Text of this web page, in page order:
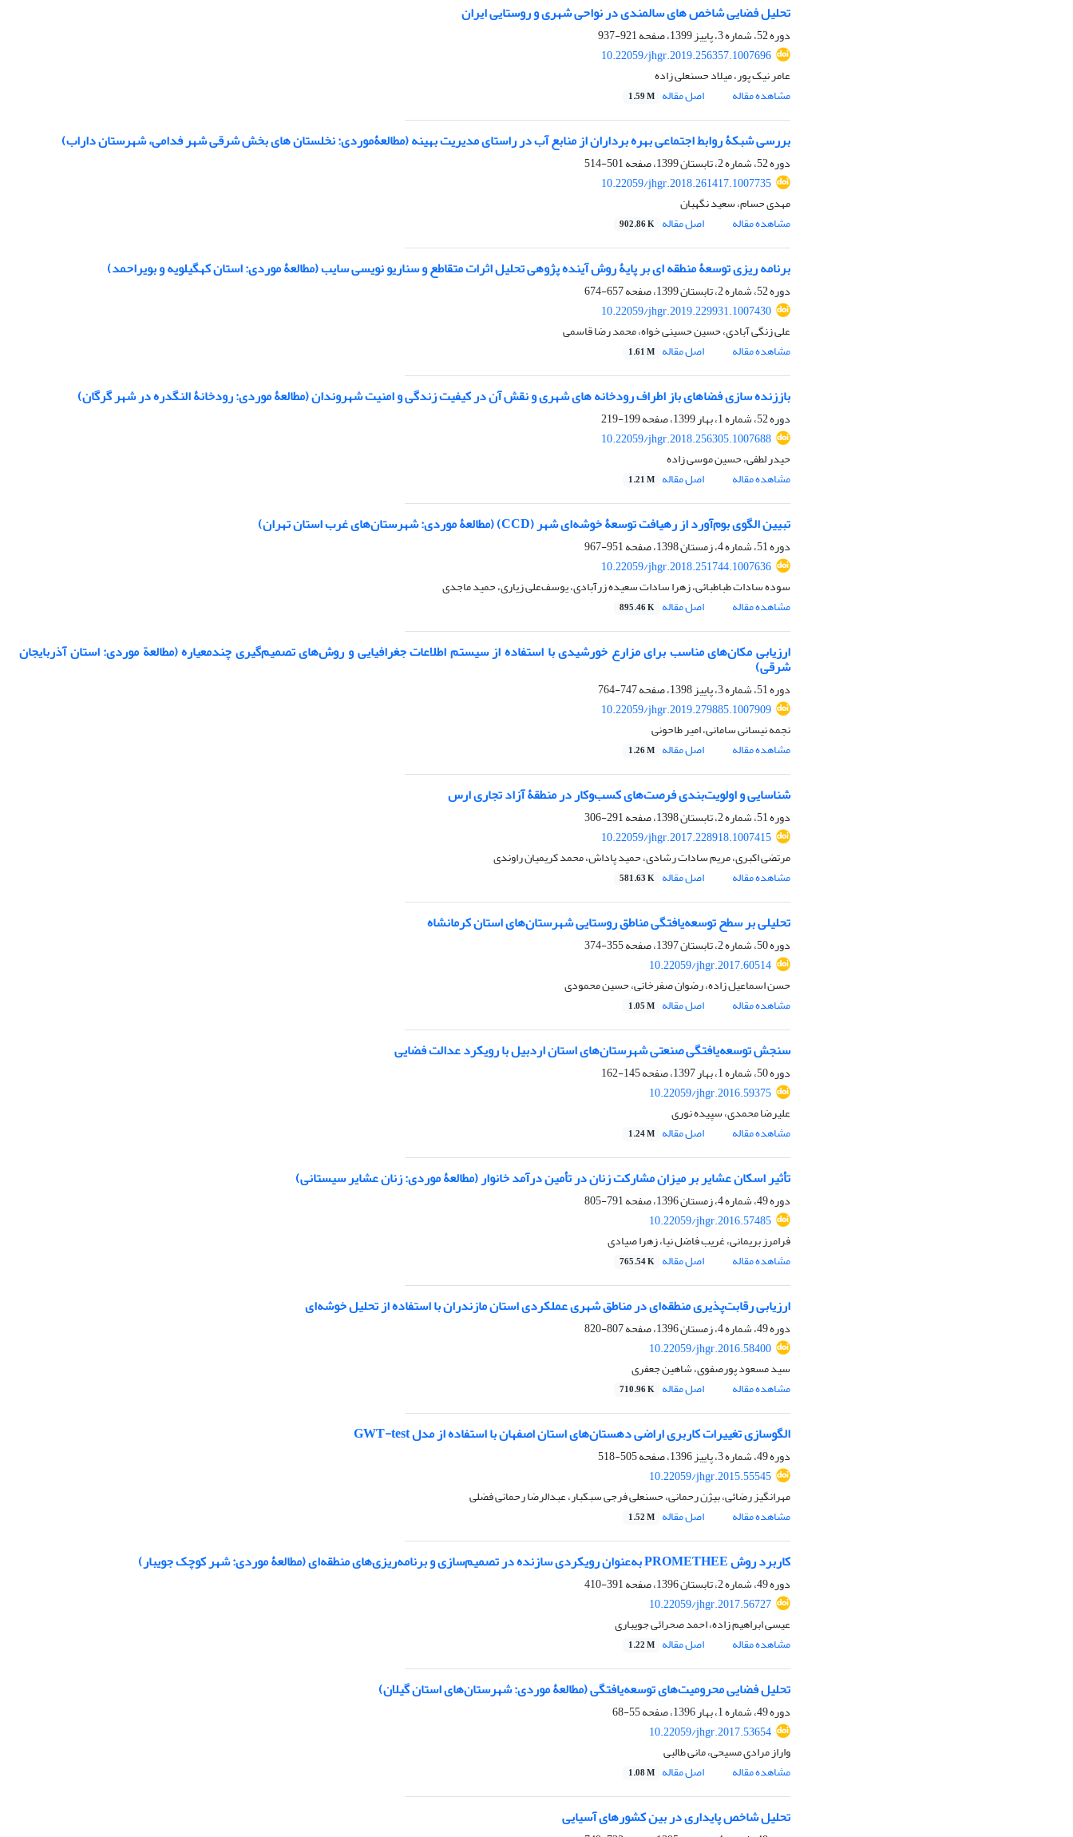
تحلیل فضایی شاخص های سالمندی در نواحی شهری و روستایی ایران
دوره 52، شماره 3، پاییز 1399، صفحه
921-937
10.22059/jhgr.2019.256357.1007696
عامر نیک پور، میلاد حسنعلی زاده
مشاهده مقاله
اصل مقاله 1.59 M
بررسی شبکۀ روابط اجتماعی بهره ‏برداران از منابع آب در راستای مدیریت بهینه (مطالعۀموردی: نخلستان‏ های بخش شرقی شهر فدامی، شهرستان داراب)
دوره 52، شماره 2، تابستان 1399، صفحه
501-514
10.22059/jhgr.2018.261417.1007735
مهدی حسام، سعید نگهبان
مشاهده مقاله
اصل مقاله 902.86 K
برنامه ریزی توسعۀ منطقه ای بر پایۀ روش آینده پژوهی تحلیل اثرات متقاطع و سناریو نویسی سایب (مطالعۀ موردی: استان کهگیلویه و بویراحمد)
دوره 52، شماره 2، تابستان 1399، صفحه
657-674
10.22059/jhgr.2019.229931.1007430
علی زنگی آبادی، حسین حسینی خواه، محمد رضا قاسمی
مشاهده مقاله
اصل مقاله 1.61 M
باززنده ‏سازی فضا‏های باز اطراف رودخانه ‏های شهری و نقش آن در کیفیت زندگی و امنیت شهروندان (مطالعۀ موردی: رودخانۀ النگدره در شهر گرگان)
دوره 52، شماره 1، بهار 1399، صفحه
199-219
10.22059/jhgr.2018.256305.1007688
حیدر لطفی، حسین موسی زاده
مشاهده مقاله
اصل مقاله 1.21 M
تبیین الگوی بوم‌آورد از رهیافت توسعۀ خوشه‌ای شهر (CCD) (مطالعۀ موردی: شهرستان‌های غرب استان تهران)
دوره 51، شماره 4، زمستان 1398، صفحه
951-967
10.22059/jhgr.2018.251744.1007636
سوده سادات طباطبائی، زهرا سادات سعیده زرآبادی، یوسف‌علی زیاری، حمید ماجدی
مشاهده مقاله
اصل مقاله 895.46 K
ارزیابی مکان‌های مناسب برای مزارع خورشیدی با استفاده از سیستم اطلاعات جغرافیایی و روش‌های تصمیم‌گیری چندمعیاره (مطالعة موردی: استان آذربایجان
شرقی)
دوره 51، شماره 3، پاییز 1398، صفحه
747-764
10.22059/jhgr.2019.279885.1007909
نجمه نیسانی سامانی، امیر طاحونی
مشاهده مقاله
اصل مقاله 1.26 M
شناسایی و اولویت‌بندی فرصت‌های کسب‌وکار در منطقۀ آزاد تجاری ارس
دوره 51، شماره 2، تابستان 1398، صفحه
291-306
10.22059/jhgr.2017.228918.1007415
مرتضی اکبری، مریم سادات رشادی، حمید پاداش، محمد کریمیان راوندی
مشاهده مقاله
اصل مقاله 581.63 K
تحلیلی بر سطح توسعه‌یافتگی مناطق روستایی شهرستان‌های استان کرمانشاه
دوره 50، شماره 2، تابستان 1397، صفحه
355-374
10.22059/jhgr.2017.60514
حسن اسماعیل زاده، رضوان صفرخانی، حسین محمودی
مشاهده مقاله
اصل مقاله 1.05 M
سنجش توسعه‌‌یافتگی صنعتی شهرستان‌های استان اردبیل با رویکرد عدالت فضایی
دوره 50، شماره 1، بهار 1397، صفحه
145-162
10.22059/jhgr.2016.59375
علیرضا محمدی، سپیده نوری
مشاهده مقاله
اصل مقاله 1.24 M
تأثیر اسکان عشایر بر میزان مشارکت زنان در تأمین درآمد خانوار (مطالعۀ موردی: زنان عشایر سیستانی)
دوره 49، شماره 4، زمستان 1396، صفحه
791-805
10.22059/jhgr.2016.57485
فرامرز بریمانی، غریب فاضل نیا، زهرا صیادی
مشاهده مقاله
اصل مقاله 765.54 K
ارزیابی رقابت‌پذیری منطقه‌ای در مناطق شهری عملکردی استان مازندران با استفاده از تحلیل خوشه‌ای
دوره 49، شماره 4، زمستان 1396، صفحه
807-820
10.22059/jhgr.2016.58400
سید مسعود پورصفوی، شاهین جعفری
مشاهده مقاله
اصل مقاله 710.96 K
الگوسازی تغییرات کاربری اراضی دهستان‌های استان اصفهان با استفاده از مدل GWT-test
دوره 49، شماره 3، پاییز 1396، صفحه
505-518
10.22059/jhgr.2015.55545
مهرانگیز رضائی، بیژن رحمانی، حسنعلی فرجی سبکبار، عبدالرضا رحمانی فضلی
مشاهده مقاله
اصل مقاله 1.52 M
کاربرد روش PROMETHEE به‌عنوان رویکردی سازنده در تصمیم‌سازی و برنامه‌ریزی‌های منطقه‌ای (مطالعۀ موردی: شهر کوچک جویبار)
دوره 49، شماره 2، تابستان 1396، صفحه
391-410
10.22059/jhgr.2017.56727
عیسی ابراهیم زاده، احمد صحرائی جویباری
مشاهده مقاله
اصل مقاله 1.22 M
تحلیل فضایی محرومیت‌های توسعه‌یافتگی (مطالعۀ موردی: شهرستان‌های استان گیلان)
دوره 49، شماره 1، بهار 1396، صفحه
55-68
10.22059/jhgr.2017.53654
واراز مرادی مسیحی، مانی طالبی
مشاهده مقاله
اصل مقاله 1.08 M
تحلیل شاخص پایداری در بین کشورهای آسیایی